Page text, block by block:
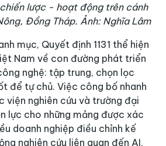
lược - hoạt động trên cánh
Đồng Tháp. Ảnh: Nghĩa Lâm
mục, Quyết định 1131 thể hiện
Nam về con đường phát triển
nghệ: tập trung, chọn lọc
để tự chủ. Việc công bố nhanh
viện nghiên cứu và trường đại
lực cho những mảng được xác
doanh nghiệp điều chỉnh kế
nghiên cứu liên quan đến AI,